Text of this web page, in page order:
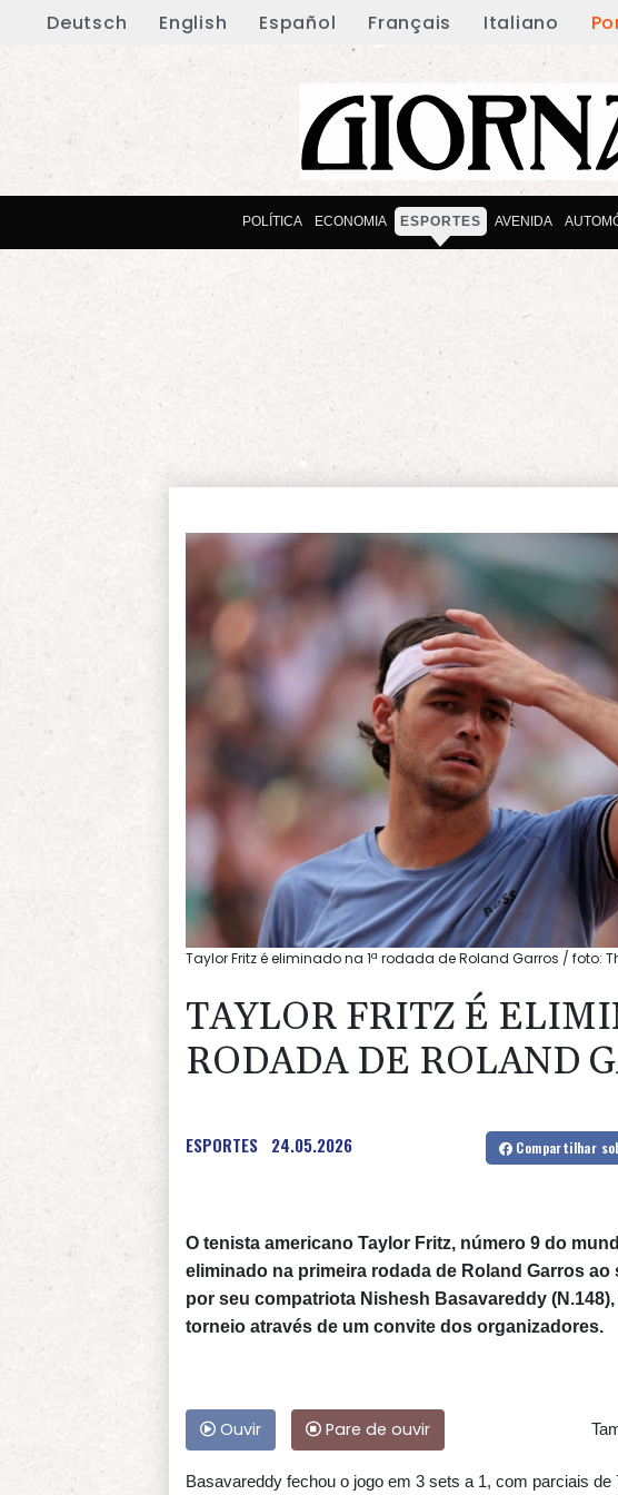
Deutsch English Español Français Italiano
POLÍTICA ECONOMIA ESPORTES AVENIDA
Taylor Fritz é eliminado na 1ª rodada de Roland Garros / foto:
TAYLOR FRITZ É
RODADA DE ROLAND
ESPORTES 24.05.2026 Compartilhar
O tenista americano Taylor Fritz, número 9 do
eliminado na primeira rodada de Roland Garros
por seu compatriota Nishesh Basavareddy
torneio através de um convite dos organizadores.
Ouvir Pare de ouvir
Basavareddy fechou o jogo em 3 sets a 1, com parciais